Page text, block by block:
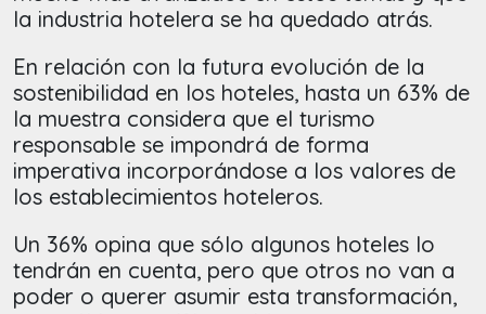
la industria hotelera se ha quedado atrás.
En relación con la futura evolución de la
sostenibilidad en los hoteles, hasta un 63% de
la muestra considera que el turismo
responsable se impondrá de forma
imperativa incorporándose a los valores de
los establecimientos hoteleros.
Un 36% opina que sólo algunos hoteles lo
tendrán en cuenta, pero que otros no van a
poder o querer asumir esta transformación,